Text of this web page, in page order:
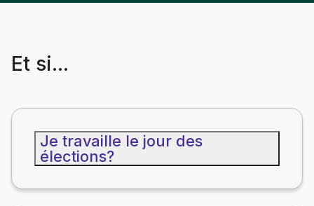
Et si...
Je travaille le jour des
élections?